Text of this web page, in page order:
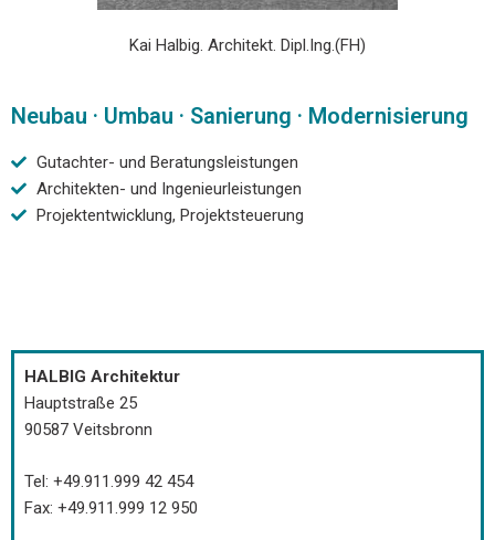
Kai Halbig. Architekt. Dipl.Ing.(FH)
Neubau · Umbau · Sanierung · Modernisierung
Gutachter- und Beratungsleistungen
Architekten- und Ingenieurleistungen
Projektentwicklung, Projektsteuerung
HALBIG Architektur
Hauptstraße 25
90587 Veitsbronn
Tel: +49.911.999 42 454
Fax: +49.911.999 12 950